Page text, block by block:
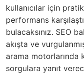
kullanıcılar için
performans
bulacaksınız. SEO
akışta ve
arama motorlarında
sorgulara yanıt